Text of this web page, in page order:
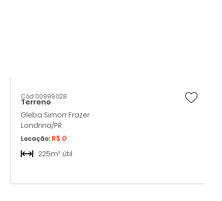
Terreno
Gleba Simon Frazer
Londrina/PR
Locação:R$ 0
225m² útil
Cód 00999.028